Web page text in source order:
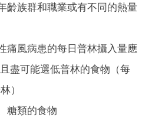
齡族群和職業或有不同的熱量
痛風病患的每日普林攝入量應
盡可能選低普林的食物（每
）
糖類的食物